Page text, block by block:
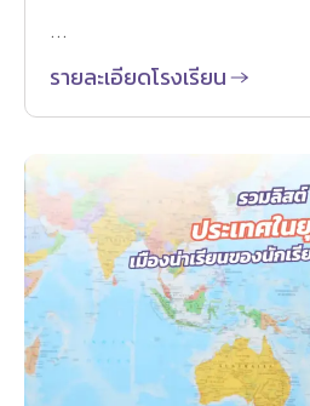
...
รายละเอียดโรงเรียน